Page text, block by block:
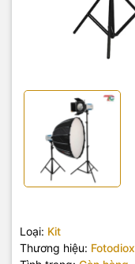
Loại: Kit
Thương hiệu: Fotodiox